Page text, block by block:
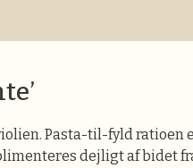
Pasta-til-fyld ratioen
dejligt af bidet